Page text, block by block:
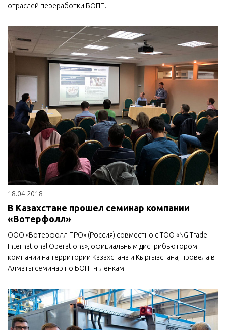
отраслей переработки БОПП.
18.04.2018
В Казахстане прошел семинар компании
«Вотерфолл»
ООО «Вотерфолл ПРО» (Россия) совместно с ТОО «NG Trade
International Operations», официальным дистрибьютором
компании на территории Казахстана и Кыргызстана, провела в
Алматы семинар по БОПП-плёнкам.